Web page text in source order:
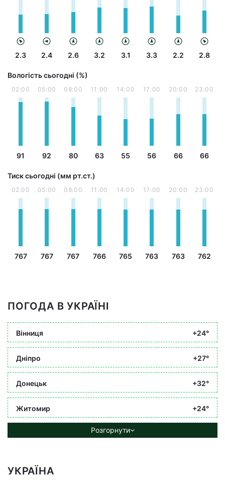
2.3 2.4 2.6 3.2 3.1 3.3 2.2 2.8
Вологість сьогодні (%)
02:00
91
05:00
92
08:00
80
11:00
63
14:00
55
17:00
56
20:00
66
23:00
66
Тиск сьогодні (мм рт.ст.)
02:00
767
05:00
767
08:00
767
11:00
766
14:00
765
17:00
763
20:00
763
23:00
762
ПОГОДА В УКРАЇНІ
Вінниця +24°
Дніпро +27°
Донецьк +32°
Житомир +24°
Розгорнути
УКРАЇНА